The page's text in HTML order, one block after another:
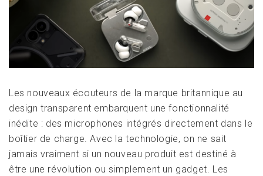
Les nouveaux écouteurs de la marque britannique au
design transparent embarquent une fonctionnalité
inédite : des microphones intégrés directement dans le
boîtier de charge. Avec la technologie, on ne sait
jamais vraiment si un nouveau produit est destiné à
être une révolution ou simplement un gadget. Les